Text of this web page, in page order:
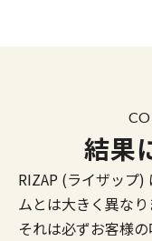
結果
RIZAP (ライザップ
ムとは大きく異なり
それは必ずお客様